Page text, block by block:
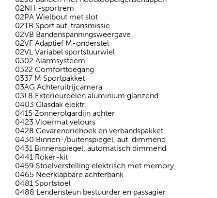
02NH -sportrem
02PA Wielbout met slot
02TB Sport aut. transmissie
02VB Bandenspanningsweergave
02VF Adaptief M-onderstel
02VL Variabel sportstuurwiel
0302 Alarmsysteem
0322 Comforttoegang
0337 M Sportpakket
03AG Achteruitrijcamera
03L8 Exterieurdelen aluminium glanzend
0403 Glasdak elektr.
0415 Zonnerolgardijn achter
0423 Vloermat velours
0428 Gevarendriehoek en verbandspakket
0430 Binnen-/buitenspiegel, aut. dimmend
0431 Binnenspiegel, automatisch dimmend
0441 Roker-kit
0459 Stoelverstelling elektrisch met memory
0465 Neerklapbare achterbank
0481 Sportstoel
0488 Lendensteun bestuurder en passagier